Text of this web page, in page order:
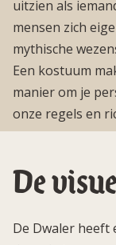
uitzien als
mensen zich
mythische
Een kostuum
manier om je
onze regels en
De
De Dwaler heeft